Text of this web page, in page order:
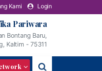
Kami Login
Pariwara
Bontang Baru,
Kaltim - 75311